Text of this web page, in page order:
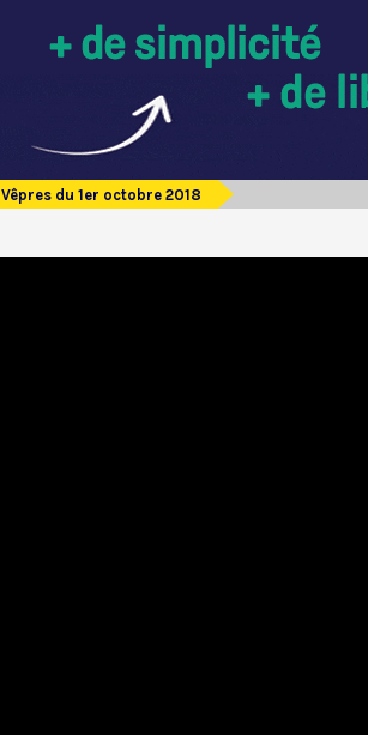
Vêpres du 1er octobre 2018